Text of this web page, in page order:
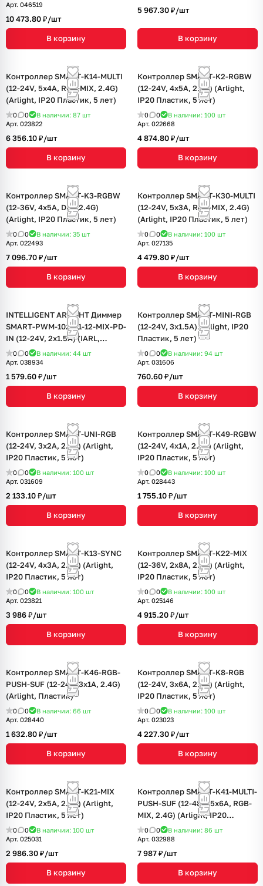
Арт. 046519
10 473.80 ₽/шт
В корзину
5 967.30 ₽/шт
В корзину
Контроллер SMART-K14-MULTI
(12-24V, 5x4A, RGB-MIX, 2.4G)
(Arlight, IP20 Пластик, 5 лет)
0 0 В наличии: 87 шт
Арт. 023822
6 356.10 ₽/шт
В корзину
Контроллер SMART-K2-RGBW
(12-24V, 4x5A, 2.4G) (Arlight,
IP20 Пластик, 5 лет)
0 0 В наличии: 100 шт
Арт. 022668
4 874.80 ₽/шт
В корзину
Контроллер SMART-K3-RGBW
(12-36V, 4x5A, DIN, 2.4G)
(Arlight, IP20 Пластик, 5 лет)
0 0 В наличии: 35 шт
Арт. 022493
7 096.70 ₽/шт
В корзину
Контроллер SMART-K30-MULTI
(12-24V, 5x3A, RGB-MIX, 2.4G)
(Arlight, IP20 Пластик, 5 лет)
0 0 В наличии: 100 шт
Арт. 027135
4 479.80 ₽/шт
В корзину
INTELLIGENT ARLIGHT Диммер
SMART-PWM-102-01-12-MIX-PD-
IN (12-24V, 2x1.5A) (IARL,
Контроллер)
0 0 В наличии: 44 шт
Арт. 038934
1 579.60 ₽/шт
В корзину
Контроллер SMART-MINI-RGB
(12-24V, 3x1.5A) (Arlight, IP20
Пластик, 5 лет)
0 0 В наличии: 94 шт
Арт. 031606
760.60 ₽/шт
В корзину
Контроллер SMART-UNI-RGB
(12-24V, 3x2A, 2.4G) (Arlight,
IP20 Пластик, 5 лет)
0 0 В наличии: 100 шт
Арт. 031609
2 133.10 ₽/шт
В корзину
Контроллер SMART-K49-RGBW
(12-24V, 4x1A, 2.4G) (Arlight,
IP20 Пластик, 5 лет)
0 0 В наличии: 100 шт
Арт. 028443
1 755.10 ₽/шт
В корзину
Контроллер SMART-K13-SYNC
(12-24V, 4x3A, 2.4G) (Arlight,
IP20 Пластик, 5 лет)
0 0 В наличии: 100 шт
Арт. 023821
3 986 ₽/шт
В корзину
Контроллер SMART-K22-MIX
(12-36V, 2x8A, 2.4G) (Arlight,
IP20 Пластик, 5 лет)
0 0 В наличии: 100 шт
Арт. 025146
4 915.20 ₽/шт
В корзину
Контроллер SMART-K46-RGB-
PUSH-SUF (12-24V, 3x1A, 2.4G)
(Arlight, Пластик)
0 0 В наличии: 66 шт
Арт. 028440
1 632.80 ₽/шт
В корзину
Контроллер SMART-K8-RGB
(12-24V, 3x6A, 2.4G) (Arlight,
IP20 Пластик, 5 лет)
0 0 В наличии: 100 шт
Арт. 023023
4 227.30 ₽/шт
В корзину
Контроллер SMART-K21-MIX
(12-24V, 2x5A, 2.4G) (Arlight,
IP20 Пластик, 5 лет)
0 0 В наличии: 100 шт
Арт. 025031
2 986.30 ₽/шт
В корзину
Контроллер SMART-K41-MULTI-
PUSH-SUF (12-48V, 5x6A, RGB-
MIX, 2.4G) (Arlight, IP20
Пластик, 5 лет)
0 0 В наличии: 86 шт
Арт. 032988
7 987 ₽/шт
В корзину